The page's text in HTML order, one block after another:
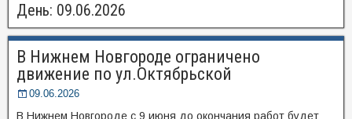
День: 09.06.2026
В Нижнем Новгороде ограничено
движение по ул.Октябрьской
09.06.2026
В Нижнем Новгороде с 9 июня до окончания работ будет